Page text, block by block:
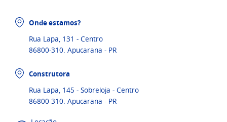
Onde estamos?
Rua Lapa, 131 - Centro
86800-310. Apucarana - PR
Construtora
Rua Lapa, 145 - Sobreloja - Centro
86800-310. Apucarana - PR